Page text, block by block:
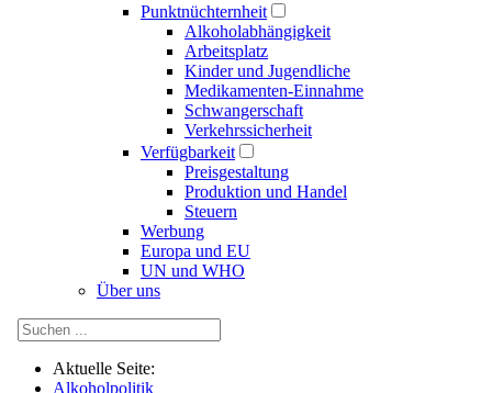
Punktnüchternheit
Alkoholabhängigkeit
Arbeitsplatz
Kinder und Jugendliche
Medikamenten-Einnahme
Schwangerschaft
Verkehrssicherheit
Verfügbarkeit
Preisgestaltung
Produktion und Handel
Steuern
Werbung
Europa und EU
UN und WHO
Über uns
Aktuelle Seite:
Alkoholpolitik